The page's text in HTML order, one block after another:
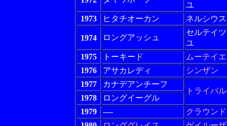
ユ
1973
ヒタチオーカン ネルシウス
1974 ロングアッシュ
セルテイ
ユ
1975
トーキード
ムーテイエ
1976
アサカレディ
シンザン
1977
カナデアンチーフ
トライバ
1978
ロングイーグル
1979
----
クラウン